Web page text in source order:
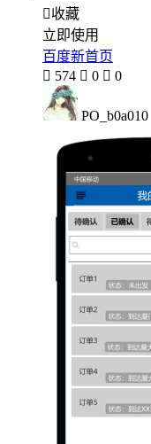
收藏
立即使用
百度新首页
 574  0  0
PO_b0a010